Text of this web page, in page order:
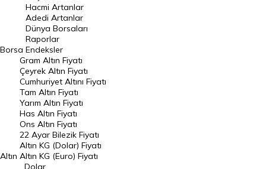
Hacmi Artanlar
Geçmiş Kapanışlar
Dünya Borsaları
Raporlar
Endeksler
DÖVİZ
Döviz Kuru
Dolar Kuru
Euro Kuru
Borsa
Hacmi Artanlar
Adedi Artanlar
Dünya Borsaları
Raporlar
Endeksler
Altın
Gram Altın Fiyatı
Çeyrek Altın Fiyatı
Cumhuriyet Altını Fiyatı
Tam Altın Fiyatı
Yarım Altın Fiyatı
Has Altın Fiyatı
Ons Altın Fiyatı
22 Ayar Bilezik Fiyatı
Altın KG (Dolar) Fiyatı
Altın KG (Euro) Fiyatı
Dolar